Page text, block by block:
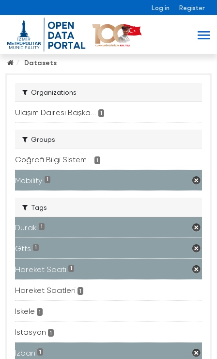
Log in Register
Datasets
Organizations
Ulaşım Dairesi Başka... 1
Groups
Coğrafi Bilgi Sistem... 1
Mobility 1
Tags
Durak 1
Gtfs 1
Hareket Saati 1
Hareket Saatleri 1
Iskele 1
Istasyon 1
Izban 1